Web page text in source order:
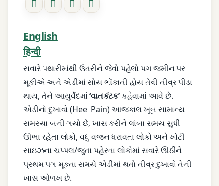
English
हिन्दी
સવારે પથારીમાંથી ઉતરીને જેવો પહેલો પગ જમીન પર
મૂકીએ અને એડીમાં સોય ભોંકાતી હોય તેવી તીવ્ર પીડા
થાય, તેને આયુર્વેદમાં‘વાતકંટક’કહેવામાં આવે છે.
એડીનો દુખાવો (Heel Pain) આજકાલ ખૂબ સામાન્ય
સમસ્યા બની ગયો છે, ખાસ કરીને લાંબા સમય સુધી
ઊભા રહેતા લોકો, વધુ વજન ધરાવતા લોકો અને ખોટી
સાઇઝના ચપ્પલ/જુતા પહેરતા લોકોમાં સવારે ઊઠીને
પ્રથમ પગ મૂકતા સમયે એડીમાં થતો તીવ્ર દુખાવો તેની
ખાસ ઓળખ છે.